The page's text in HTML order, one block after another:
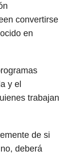
convertirse
en
y el
trabajan
de si
deberá